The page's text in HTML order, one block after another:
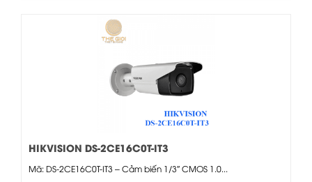
HIKVISION DS-2CE16C0T-IT3
Mã: DS-2CE16C0T-IT3 – Cảm biến 1/3″ CMOS 1.0...